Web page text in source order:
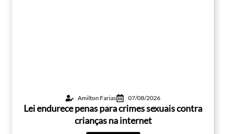
Amilton Farias 07/08/2026
Lei endurece penas para crimes sexuais contra
crianças na internet